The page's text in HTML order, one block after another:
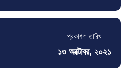
প্রকাশণা তারিখ
১৩ অক্টোবর, ২০২১